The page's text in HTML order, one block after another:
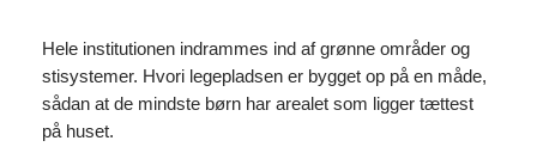
Hele institutionen indrammes ind af grønne områder og
stisystemer. Hvori legepladsen er bygget op på en måde,
sådan at de mindste børn har arealet som ligger tættest
på huset.